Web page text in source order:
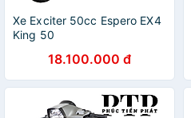
Xe Exciter 50cc Espero EX4
King 50
18.100.000 đ